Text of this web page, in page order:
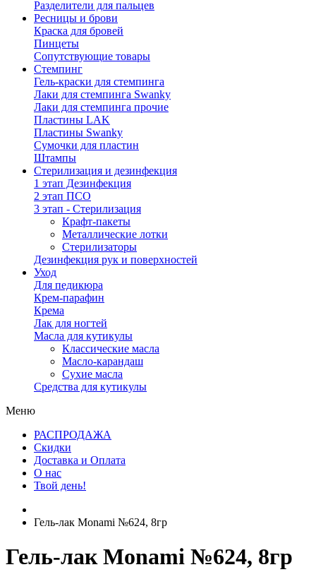
Разделители для пальцев
Ресницы и брови
Краска для бровей
Пинцеты
Сопутствующие товары
Стемпинг
Гель-краски для стемпинга
Лаки для стемпинга Swanky
Лаки для стемпинга прочие
Пластины LAK
Пластины Swanky
Сумочки для пластин
Штампы
Стерилизация и дезинфекция
1 этап Дезинфекция
2 этап ПСО
3 этап - Стерилизация
Крафт-пакеты
Металлические лотки
Стерилизаторы
Дезинфекция рук и поверхностей
Уход
Для педикюра
Крем-парафин
Крема
Лак для ногтей
Масла для кутикулы
Классические масла
Масло-карандаш
Сухие масла
Средства для кутикулы
Меню
РАСПРОДАЖА
Скидки
Доставка и Оплата
О нас
Твой день!
Гель-лак Monami №624, 8гр
Гель-лак Monami №624, 8гр